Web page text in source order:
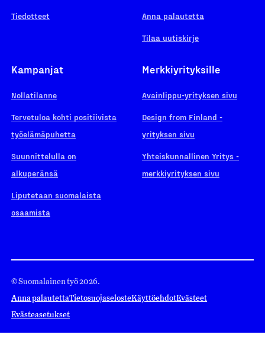
Tiedotteet Anna palautetta
Tilaa uutiskirje
Kampanjat
Nollatilanne
Tervetuloa kohti positiivista
työelämäpuhetta
Suunnittelulla on
alkuperänsä
Liputetaan suomalaista
osaamista
Merkkiyrityksille
Avainlippu-yrityksen sivu
Design from Finland -
yrityksen sivu
Yhteiskunnallinen Yritys -
merkkiyrityksen sivu
© Suomalainen työ 2026.
Anna palautettaTietosuojaselosteKäyttöehdotEvästeet
Evästeasetukset